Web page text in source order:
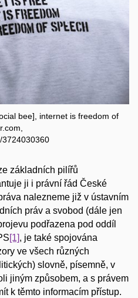
bee], internet is freedom of
3724030360
základních pilířů
ji i právní řád České
nalezneme již v ústavním
práv a svobod (dále jen
podřazena pod oddíl
[1], je také spojována
ve všech různých
slovně, písemně, v
jiným způsobem, a s právem
k těmto informacím přístup.